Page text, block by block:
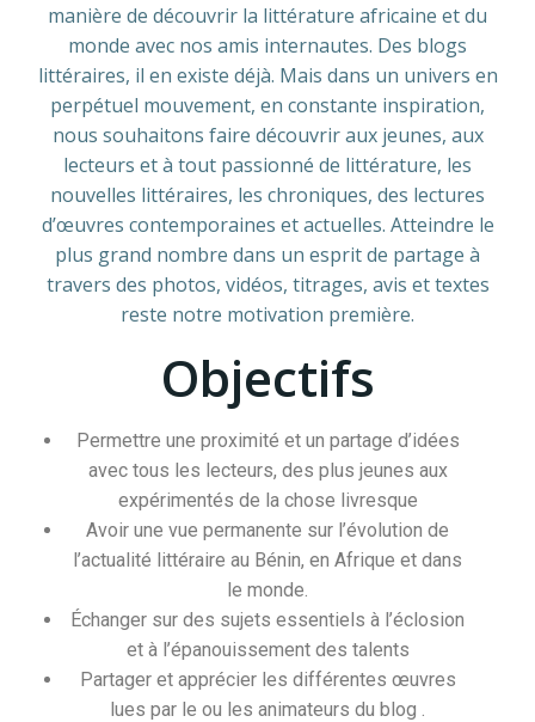
manière de découvrir la littérature africaine et du
monde avec nos amis internautes. Des blogs
littéraires, il en existe déjà. Mais dans un univers en
perpétuel mouvement, en constante inspiration,
nous souhaitons faire découvrir aux jeunes, aux
lecteurs et à tout passionné de littérature, les
nouvelles littéraires, les chroniques, des lectures
d’œuvres contemporaines et actuelles. Atteindre le
plus grand nombre dans un esprit de partage à
travers des photos, vidéos, titrages, avis et textes
reste notre motivation première.
Objectifs
Permettre une proximité et un partage d’idées
avec tous les lecteurs, des plus jeunes aux
expérimentés de la chose livresque
Avoir une vue permanente sur l’évolution de
l’actualité littéraire au Bénin, en Afrique et dans
le monde.
Échanger sur des sujets essentiels à l’éclosion
et à l’épanouissement des talents
Partager et apprécier les différentes œuvres
lues par le ou les animateurs du blog .